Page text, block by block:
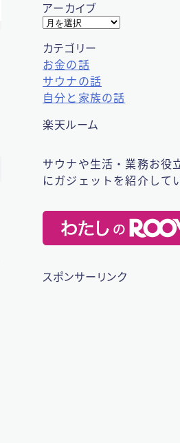
アーカイブ
ア
ー
カ
イ
ブ
カテゴリー
お金の話
サウナの話
自分と家族の話
楽天ルーム
サウナや生活・業務お役
にガジェットを紹介して
スポンサーリンク